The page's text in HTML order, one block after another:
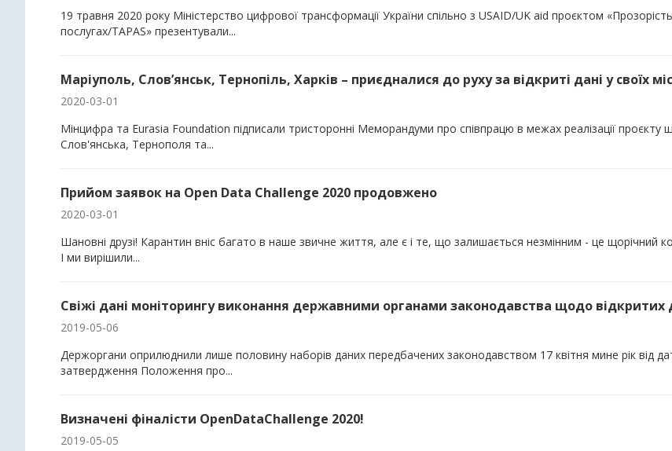
19 травня 2020 року Міністерство цифрової трансформації України спільно з USAID/UK aid проєктом
послугах/TAPAS» презентували...
Маріуполь, Слов’янськ, Тернопіль, Харків – приєдналися до руху за відкриті дані у своїх
2020-03-01
Мінцифра та Eurasia Foundation підписали тристоронні Меморандуми про співпрацю в межах реалізації проєкту
Слов'янська, Тернополя та...
Прийом заявок на Open Data Challenge 2020 продовжено
2020-03-01
Шановні друзі! Карантин вніс багато в наше звичне життя, але є і те, що залишається незмінним - це щорічний
І ми вирішили...
Свіжі дані моніторингу виконання державними органами законодавства щодо відкритих
2019-05-06
Держоргани оприлюднили лише половину наборів даних передбачених законодавством 17 квітня мине рік від
затвердження Положення про...
Визначені фіналісти OpenDataChallenge 2020!
2019-05-05